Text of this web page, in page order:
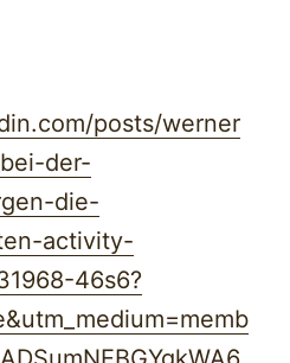
posts/werner
der-
die-
activity-
46s6?